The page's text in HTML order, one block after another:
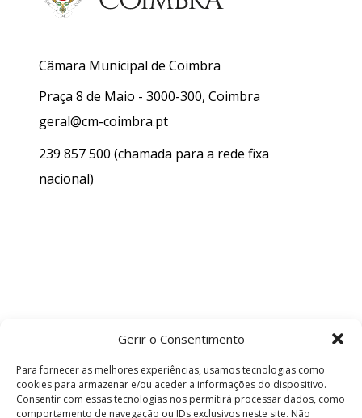
Gerir o Consentimento
Para fornecer as melhores experiências, usamos tecnologias como
cookies para armazenar e/ou aceder a informações do dispositivo.
Consentir com essas tecnologias nos permitirá processar dados, como
comportamento de navegação ou IDs exclusivos neste site. Não
Câmara Municipal de Coimbra
Praça 8 de Maio - 3000-300, Coimbra
geral@cm-coimbra.pt
239 857 500 (chamada para a rede fixa
nacional)